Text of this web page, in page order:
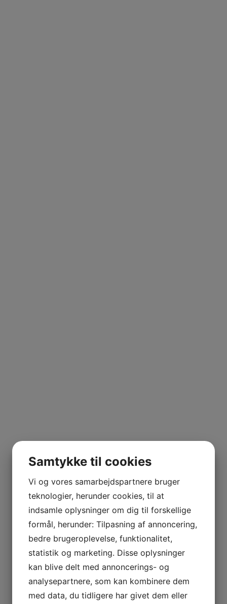
Samtykke til cookies
Vi og vores samarbejdspartnere bruger
teknologier, herunder cookies, til at
indsamle oplysninger om dig til forskellige
formål, herunder: Tilpasning af annoncering,
bedre brugeroplevelse, funktionalitet,
statistik og marketing. Disse oplysninger
kan blive delt med annoncerings- og
analysepartnere, som kan kombinere dem
med data, du tidligere har givet dem eller